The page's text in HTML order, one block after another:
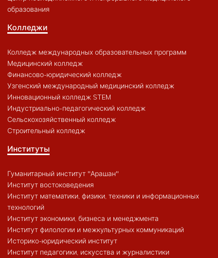
образования
Колледжи
Колледж международных образовательных программ
Медицинский колледж
Финансово-юридический колледж
Узгенский международный медицинский колледж
Инновационный колледж STEM
Индустриально-педагогический колледж
Сельскохозяйственный колледж
Строительный колледж
Институты
Гуманитарный институт "Арашан"
Институт востоковедения
Институт математики, физики, техники и информационных
технологий
Институт экономики, бизнеса и менеджмента
Институт филологии и межкультурных коммуникаций
Историко-юридический институт
Институт педагогики, искусства и журналистики